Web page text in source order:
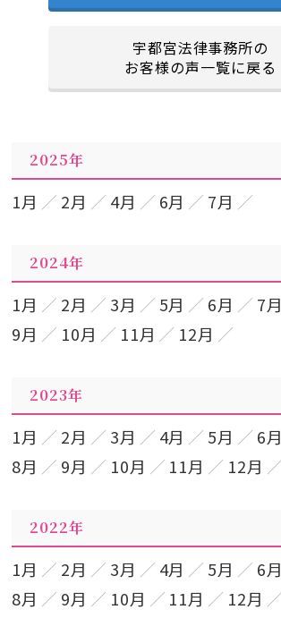
宇都宮法律事務所の
お客様の声一覧に戻る
2025年
1月 2月 4月 6月 7月
2024年
1月 2月 3月 5月 6月 7月
9月
10月 11月 12月
2023年
1月 2月 3月 4月 5月 6月
8月
9月 10月 11月 12月
2022年
1月 2月 3月 4月 5月 6月
8月
9月 10月 11月 12月